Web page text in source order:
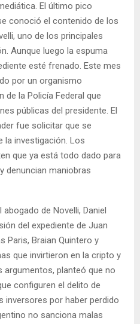
El último pico
conoció el contenido de los
uno de los principales
Aunque luego la espuma
esté frenado. Este mes
por un organismo
de la Policía Federal que
públicas del presidente. El
fue solicitar que se
la investigación. Los
que ya está todo dado para
denuncian maniobras
de Novelli, Daniel
del expediente de Juan
Paris, Braian Quintero y
que invirtieron en la cripto y
argumentos, planteó que no
configuren el delito de
inversores por haber perdido
no sanciona malas